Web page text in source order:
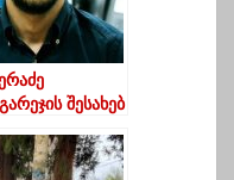
შესახებ